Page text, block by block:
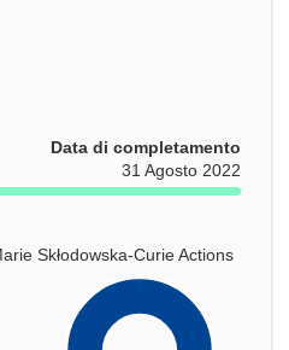
Data di completamento
31 Agosto 2022
Skłodowska-Curie Actions